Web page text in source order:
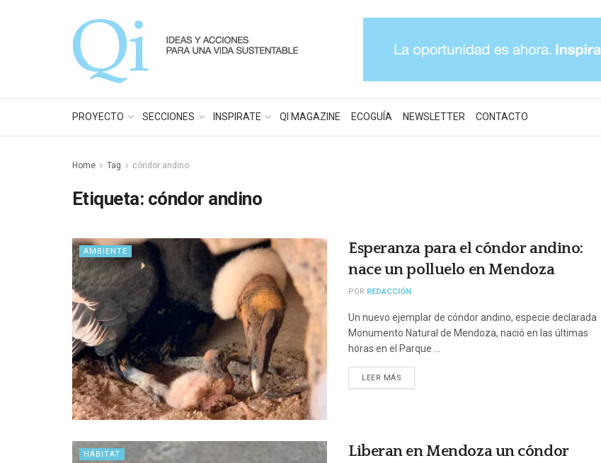
PROYECTO SECCIONES INSPIRATE QI MAGAZINE ECOGUÍA NEWSLETTER CONTACTO
Home Tag cóndor andino
Etiqueta: cóndor andino
AMBIENTE
Esperanza para el cóndor andino:
nace un polluelo en Mendoza
POR REDACCIÓN
Un nuevo ejemplar de cóndor andino, especie declarada
Monumento Natural de Mendoza, nació en las últimas
horas en el Parque ...
LEER MÁS
HÁBITAT
Liberan en Mendoza un cóndor